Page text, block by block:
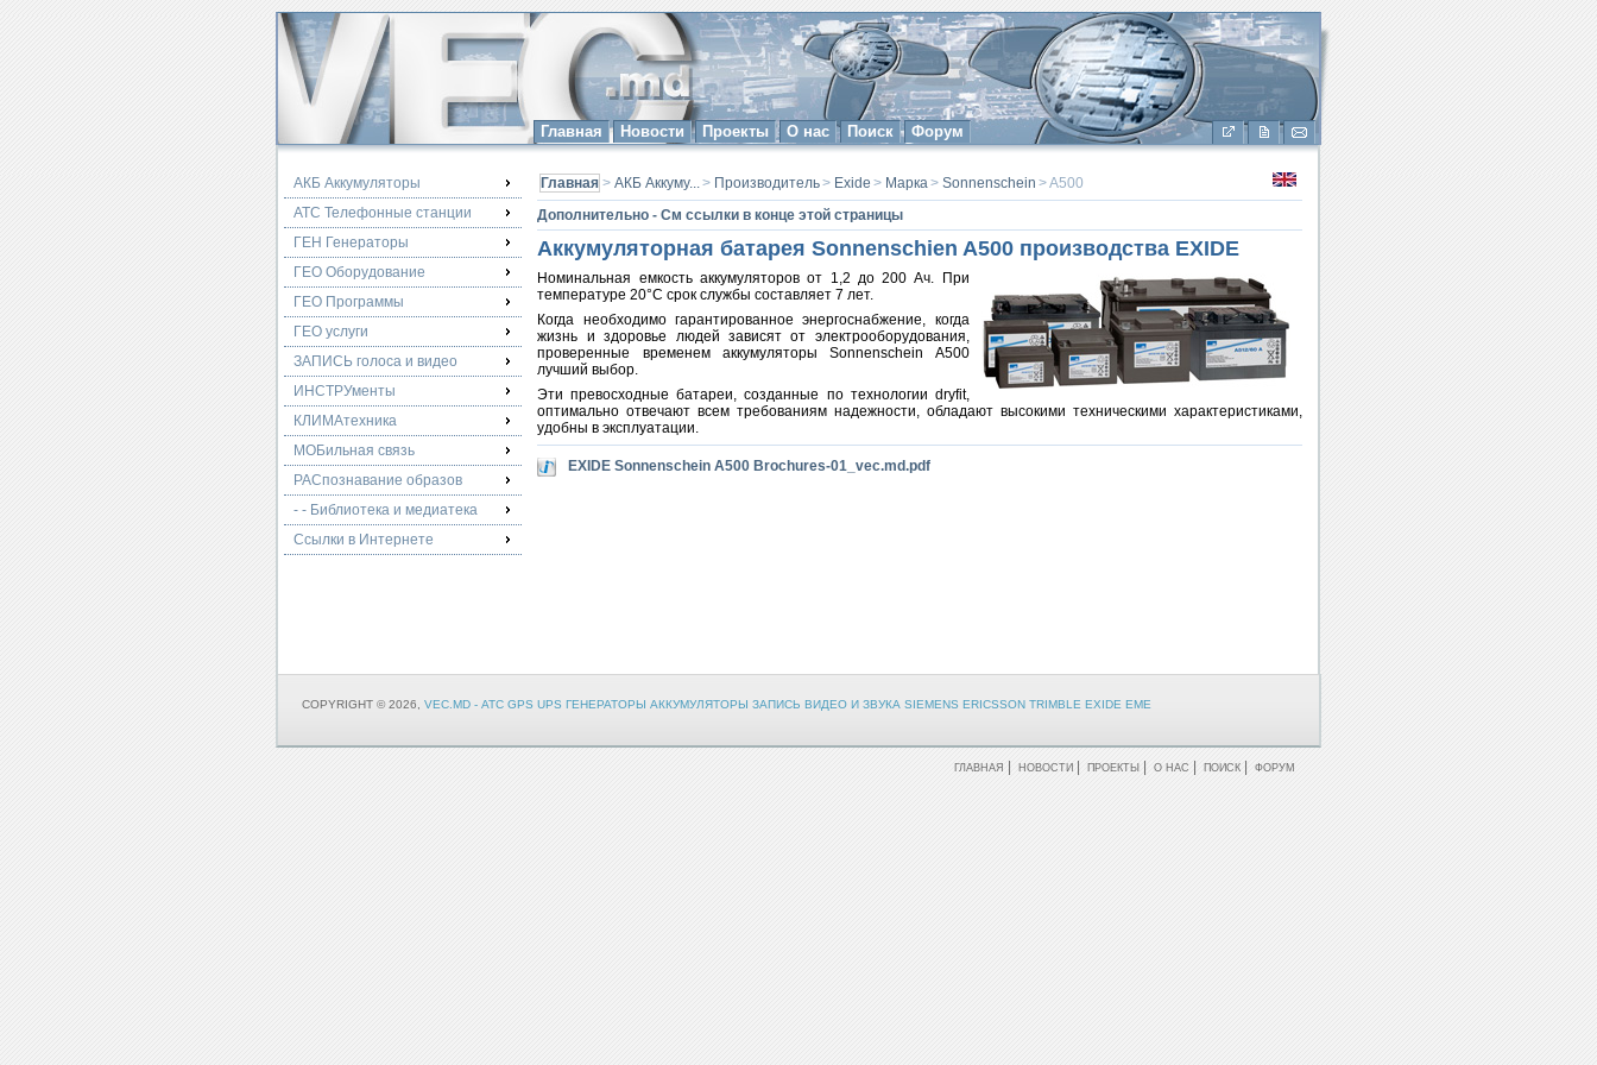
Главная Новости Проекты О нас Поиск Форум
АКБ Аккумуляторы
АТС Телефонные станции
ГЕН Генераторы
ГЕО Оборудование
ГЕО Программы
ГЕО услуги
ЗАПИСЬ голоса и видео
ИНСТРУменты
КЛИМАтехника
МОБильная связь
РАСпознавание образов
- - Библиотека и медиатека
Ссылки в Интернете
Главная >АКБ Аккуму...> Производитель> Exide > Марка>Sonnenschein > A500
Дополнительно - См ссылки в конце этой страницы
Аккумуляторная батарея Sonnenschien A500 производства EXIDE
Номинальная емкость аккумуляторов от 1,2 до 200 Aч. При
температуре 20°C срок службы составляет 7 лет.
Когда необходимо гарантированное энергоснабжение, когда
жизнь и здоровье людей зависят от электрооборудования,
проверенные временем аккумуляторы Sonnenschein A500
лучший выбор.
Эти превосходные батареи, созданные по технологии dryfit,
оптимально отвечают всем требованиям надежности, обладают высокими техническими характеристиками,
удобны в эксплуатации.
EXIDE Sonnenschein A500 Brochures-01_vec.md.pdf
COPYRIGHT © 2026, VEC.MD - АТС GPS UPS ГЕНЕРАТОРЫ АККУМУЛЯТОРЫ ЗАПИСЬ ВИДЕО И ЗВУКА SIEMENS ERICSSON TRIMBLE EXIDE EME
ГЛАВНАЯ НОВОСТИ ПРОЕКТЫ О НАС ПОИСК ФОРУМ